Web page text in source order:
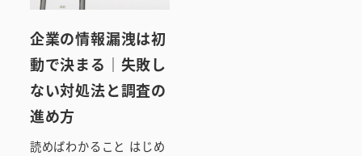
企業の情報漏洩は初
動で決まる｜失敗し
ない対処法と調査の
進め方
読めばわかること はじめ